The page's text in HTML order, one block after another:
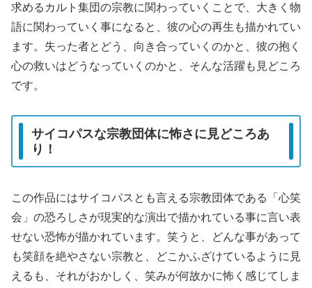
求めるカルト集団の宗教に関わっていくことで、大きく物
語に関わっていく事になると、彼の心の再生も描かれてい
ます。失った者とどう、向き合っていくのかと、彼の抱く
心の救いはどうなっていくのかと、そんな活躍も見どころ
です。
サイコパスな宗教団体に怖さに見どころあ
り！
この作品にはサイコパスとも言える宗教団体である「心笑
会」の恐ろしさが現実的な演出で描かれている事に言い表
せない恐怖が描かれています。笑うと、どんな事があって
も笑顔を絶やさない宗教と、どこかふざけているように見
えるも、それがおかしく、笑みが何故かに怖く感じてしま